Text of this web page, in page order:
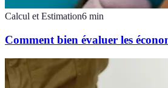
Calcul et Estimation6 min
Comment bien évaluer les